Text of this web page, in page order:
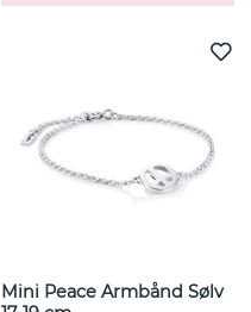
Mini Peace Armbånd Sølv